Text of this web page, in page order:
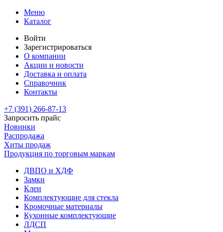
Меню
Каталог
Войти
Зарегистрироваться
О компании
Акции и новости
Доставка и оплата
Справочник
Контакты
+7 (391) 266-87-13
Запросить прайс
Новинки
Распродажа
Хиты продаж
Продукция по торговым маркам
ДВПО и ХДФ
Замки
Клеи
Комплектующие для стекла
Кромочные материалы
Кухонные комплектующие
ЛДСП